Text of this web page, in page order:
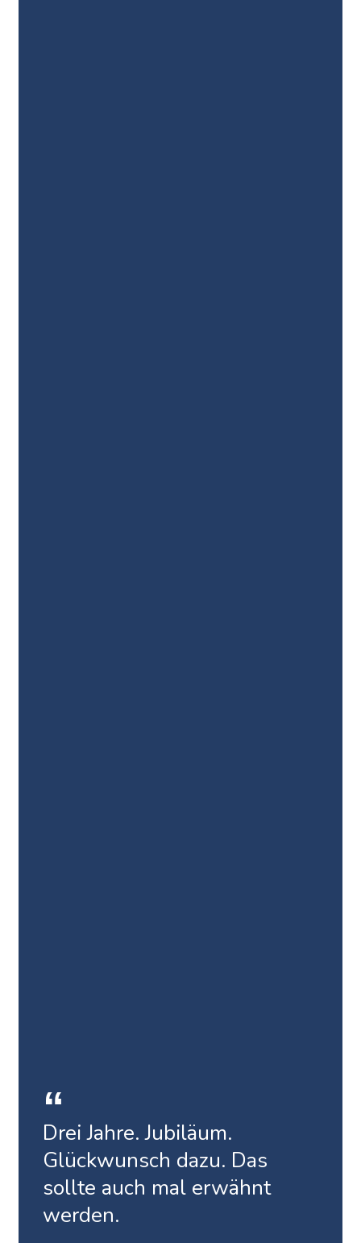
Drei Jahre. Jubiläum.
Glückwunsch dazu. Das
sollte auch mal erwähnt
werden.